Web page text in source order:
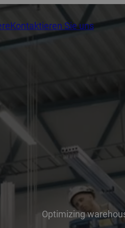
Kontaktieren Sie uns
Optimizing